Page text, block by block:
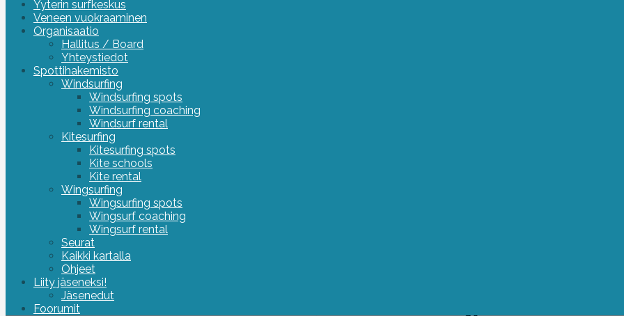
Yyterin surfkeskus
Veneen vuokraaminen
Organisaatio
Hallitus / Board
Yhteystiedot
Spottihakemisto
Windsurfing
Windsurfing spots
Windsurfing coaching
Windsurf rental
Kitesurfing
Kitesurfing spots
Kite schools
Kite rental
Wingsurfing
Wingsurfing spots
Wingsurf coaching
Wingsurf rental
Seurat
Kaikki kartalla
Ohjeet
Liity jäseneksi!
Jäsenedut
Foorumit